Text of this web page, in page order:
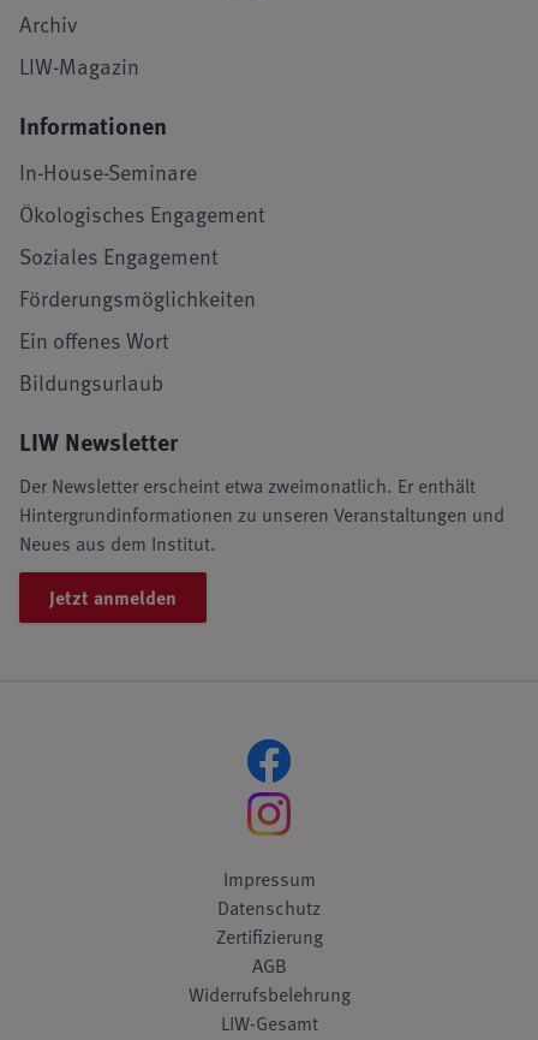
Archiv
LIW-Magazin
Informationen
In-House-Seminare
Ökologisches Engagement
Soziales Engagement
Förderungsmöglichkeiten
Ein offenes Wort
Bildungsurlaub
LIW Newsletter
Der Newsletter erscheint etwa zweimonatlich. Er enthält
Hintergrundinformationen zu unseren Veranstaltungen und
Neues aus dem Institut.
Jetzt anmelden
Impressum
Datenschutz
Zertifizierung
AGB
Widerrufsbelehrung
LIW-Gesamt